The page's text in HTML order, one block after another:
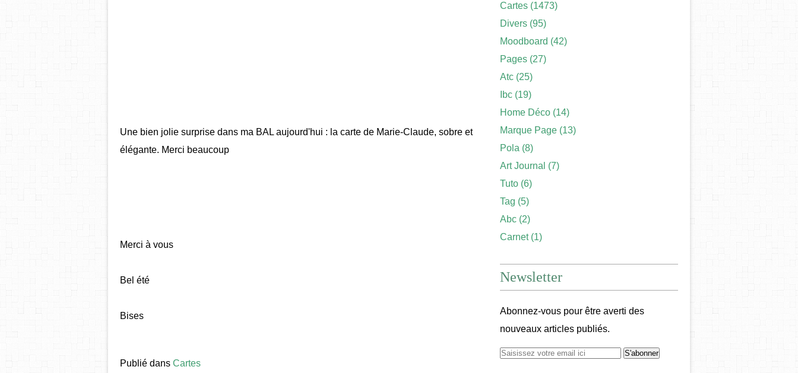
Une bien jolie surprise dans ma BAL aujourd'hui : la carte de Marie-Claude, sobre et
élégante. Merci beaucoup
Merci à vous
Bel été
Bises
Publié dans Cartes
Cartes (1473)
Divers (95)
Moodboard (42)
Pages (27)
Atc (25)
Ibc (19)
Home Déco (14)
Marque Page (13)
Pola (8)
Art Journal (7)
Tuto (6)
Tag (5)
Abc (2)
Carnet(1)
Newsletter
Abonnez-vous pour être averti des
nouveaux articles publiés.